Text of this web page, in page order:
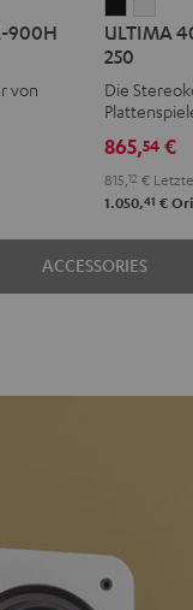
900H
von
40
KOMBO
3
+
DUAL
DT
250
Schwarz
40
3
+
DT
250
Weiß
ULTIMA
250
Die
865,54 €
815,12 €
1.050,41 €
ACCESSORIES